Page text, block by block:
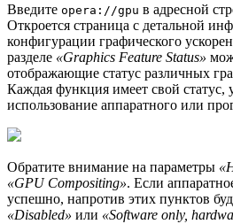
Введите opera://gpu в адресной
Откроется страница с детальной
конфигурации графического
разделе «Graphics Feature Status»
отображающие статус различных
Каждая функция имеет свой
использование аппаратного или
Обратите внимание на параметры
«GPU Compositing». Если
успешно, напротив этих пунктов
«Disabled» или «Software only,